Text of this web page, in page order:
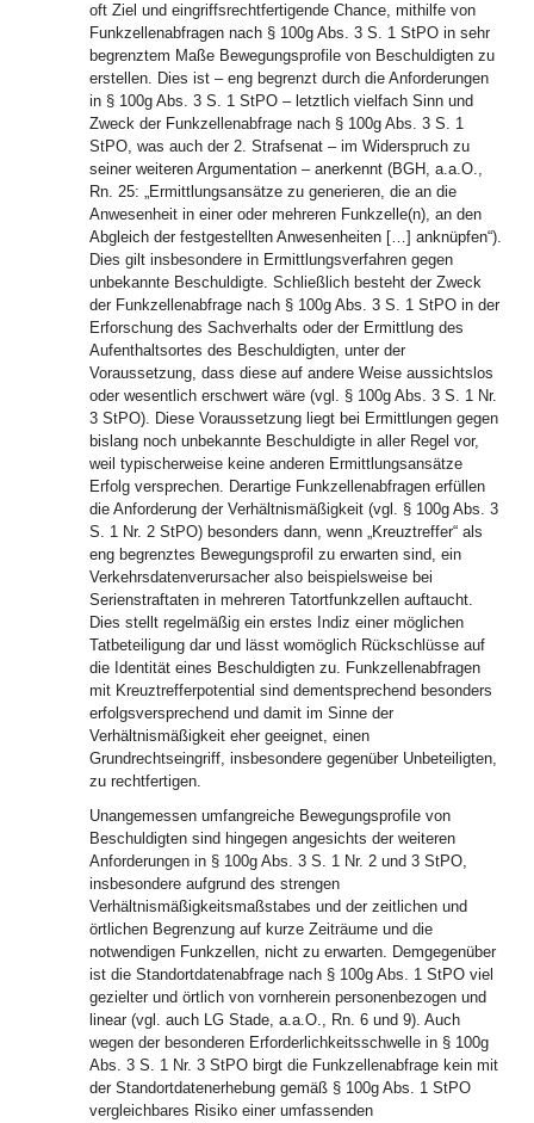
oft Ziel und eingriffsrechtfertigende Chance, mithilfe von
Funkzellenabfragen nach § 100g Abs. 3 S. 1 StPO in sehr
begrenztem Maße Bewegungsprofile von Beschuldigten zu
erstellen. Dies ist – eng begrenzt durch die Anforderungen
in § 100g Abs. 3 S. 1 StPO – letztlich vielfach Sinn und
Zweck der Funkzellenabfrage nach § 100g Abs. 3 S. 1
StPO, was auch der 2. Strafsenat – im Widerspruch zu
seiner weiteren Argumentation – anerkennt (BGH, a.a.O.,
Rn. 25: „Ermittlungsansätze zu generieren, die an die
Anwesenheit in einer oder mehreren Funkzelle(n), an den
Abgleich der festgestellten Anwesenheiten […] anknüpfen“).
Dies gilt insbesondere in Ermittlungsverfahren gegen
unbekannte Beschuldigte. Schließlich besteht der Zweck
der Funkzellenabfrage nach § 100g Abs. 3 S. 1 StPO in der
Erforschung des Sachverhalts oder der Ermittlung des
Aufenthaltsortes des Beschuldigten, unter der
Voraussetzung, dass diese auf andere Weise aussichtslos
oder wesentlich erschwert wäre (vgl. § 100g Abs. 3 S. 1 Nr.
3 StPO). Diese Voraussetzung liegt bei Ermittlungen gegen
bislang noch unbekannte Beschuldigte in aller Regel vor,
weil typischerweise keine anderen Ermittlungsansätze
Erfolg versprechen. Derartige Funkzellenabfragen erfüllen
die Anforderung der Verhältnismäßigkeit (vgl. § 100g Abs. 3
S. 1 Nr. 2 StPO) besonders dann, wenn „Kreuztreffer“ als
eng begrenztes Bewegungsprofil zu erwarten sind, ein
Verkehrsdatenverursacher also beispielsweise bei
Serienstraftaten in mehreren Tatortfunkzellen auftaucht.
Dies stellt regelmäßig ein erstes Indiz einer möglichen
Tatbeteiligung dar und lässt womöglich Rückschlüsse auf
die Identität eines Beschuldigten zu. Funkzellenabfragen
mit Kreuztrefferpotential sind dementsprechend besonders
erfolgsversprechend und damit im Sinne der
Verhältnismäßigkeit eher geeignet, einen
Grundrechtseingriff, insbesondere gegenüber Unbeteiligten,
zu rechtfertigen.
Unangemessen umfangreiche Bewegungsprofile von
Beschuldigten sind hingegen angesichts der weiteren
Anforderungen in § 100g Abs. 3 S. 1 Nr. 2 und 3 StPO,
insbesondere aufgrund des strengen
Verhältnismäßigkeitsmaßstabes und der zeitlichen und
örtlichen Begrenzung auf kurze Zeiträume und die
notwendigen Funkzellen, nicht zu erwarten. Demgegenüber
ist die Standortdatenabfrage nach § 100g Abs. 1 StPO viel
gezielter und örtlich von vornherein personenbezogen und
linear (vgl. auch LG Stade, a.a.O., Rn. 6 und 9). Auch
wegen der besonderen Erforderlichkeitsschwelle in § 100g
Abs. 3 S. 1 Nr. 3 StPO birgt die Funkzellenabfrage kein mit
der Standortdatenerhebung gemäß § 100g Abs. 1 StPO
vergleichbares Risiko einer umfassenden